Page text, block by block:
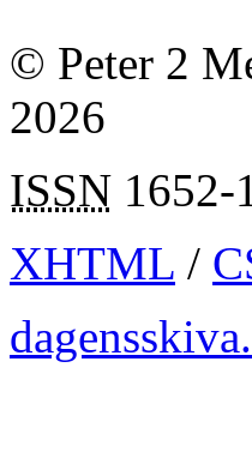
© Peter 2
2026
ISSN 1652-
XHTML /